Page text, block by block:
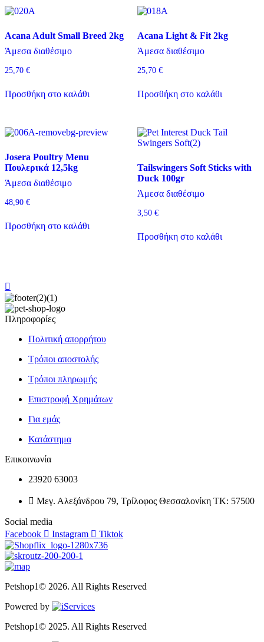
Acana Adult Small Breed 2kg
Άμεσα διαθέσιμο
25,70 €
Προσθήκη στο καλάθι
Acana Light & Fit 2kg
Άμεσα διαθέσιμο
25,70 €
Προσθήκη στο καλάθι
Josera Poultry Menu
Πουλερικά 12,5kg
Άμεσα διαθέσιμο
48,90 €
Προσθήκη στο καλάθι
Tailswingers Soft Sticks with
Duck 100gr
Άμεσα διαθέσιμο
3,50 €
Προσθήκη στο καλάθι
Πληροφορίες
Πολιτική απορρήτου
Τρόποι αποστολής
Τρόποι πληρωμής
Επιστροφή Χρημάτων
Για εμάς
Κατάστημα
Επικοινωνία
23920 63003
Μεγ. Αλεξάνδρου 79, Τρίλοφος Θεσσαλονίκη ΤΚ: 57500
Social media
Facebook
Instagram Tiktok
Petshop1© 2026. All Rights Reserved
Powered by
Petshop1© 2025. All Rights Reserved